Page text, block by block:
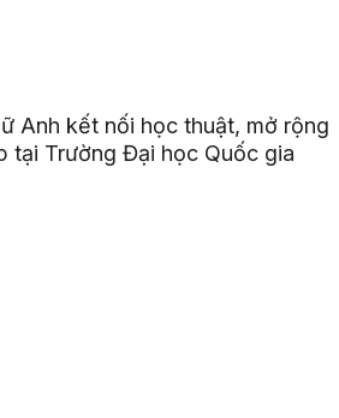
Anh kết nối học thuật, mở rộng
tại Trường Đại học Quốc gia